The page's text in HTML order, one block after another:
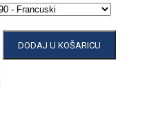
DODAJ U KOŠARICU